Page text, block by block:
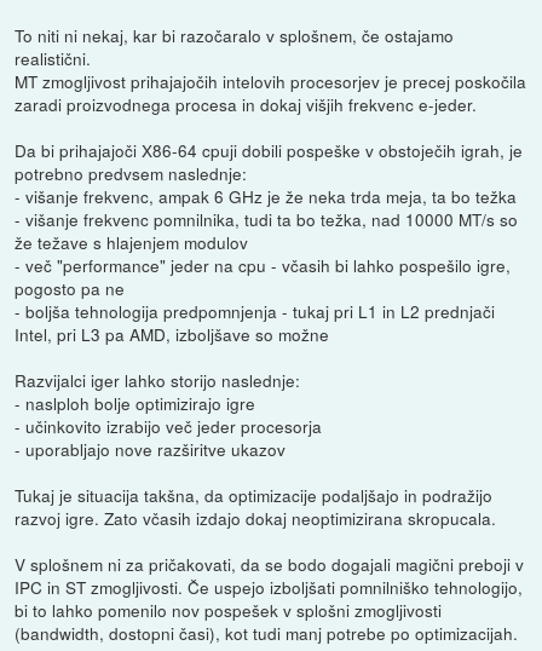
To niti ni nekaj, kar bi razočaralo v splošnem, če ostajamo
realistični.
MT zmogljivost prihajajočih intelovih procesorjev je precej poskočila
zaradi proizvodnega procesa in dokaj višjih frekvenc e-jeder.
Da bi prihajajoči X86-64 cpuji dobili pospeške v obstoječih igrah, je
potrebno predvsem naslednje:
- višanje frekvenc, ampak 6 GHz je že neka trda meja, ta bo težka
- višanje frekvenc pomnilnika, tudi ta bo težka, nad 10000 MT/s so
že težave s hlajenjem modulov
- več "performance" jeder na cpu - včasih bi lahko pospešilo igre,
pogosto pa ne
- boljša tehnologija predpomnjenja - tukaj pri L1 in L2 prednjači
Intel, pri L3 pa AMD, izboljšave so možne
Razvijalci iger lahko storijo naslednje:
- naslploh bolje optimizirajo igre
- učinkovito izrabijo več jeder procesorja
- uporabljajo nove razširitve ukazov
Tukaj je situacija takšna, da optimizacije podaljšajo in podražijo
razvoj igre. Zato včasih izdajo dokaj neoptimizirana skropucala.
V splošnem ni za pričakovati, da se bodo dogajali magični preboji v
IPC in ST zmogljivosti. Če uspejo izboljšati pomnilniško tehnologijo,
bi to lahko pomenilo nov pospešek v splošni zmogljivosti
(bandwidth, dostopni časi), kot tudi manj potrebe po optimizacijah.